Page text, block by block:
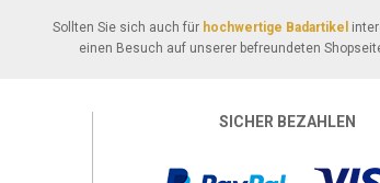
Sollten Sie sich auch für hochwertige Badartikel
einen Besuch auf unserer befreundeten
SICHER BEZAHLEN